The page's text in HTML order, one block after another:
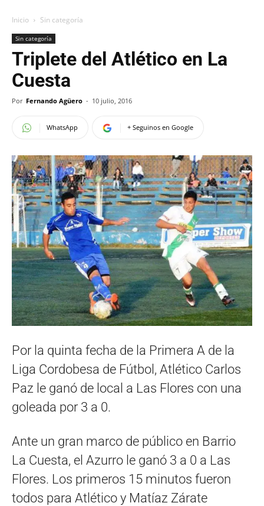
Inicio Sin categoría
Sin categoría
Triplete del Atlético en La
Cuesta
Por Fernando Agüero - 10 julio, 2016
WhatsApp + Seguinos en Google
Por la quinta fecha de la Primera A de la
Liga Cordobesa de Fútbol, Atlético Carlos
Paz le ganó de local a Las Flores con una
goleada por 3 a 0.
Ante un gran marco de público en Barrio
La Cuesta, el Azurro le ganó 3 a 0 a Las
Flores. Los primeros 15 minutos fueron
todos para Atlético y Matíaz Zárate